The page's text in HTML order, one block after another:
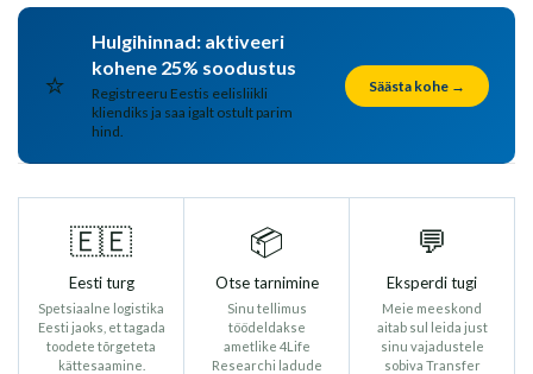
⭐
Hulgihinnad: aktiveeri
kohene 25% soodustus
Registreeru Eestis eelisliikli
kliendiks ja saa igalt ostult parim
hind.
Säästa kohe →
🇪🇪
Eesti turg
Spetsiaalne logistika
Eesti jaoks, et tagada
toodete tõrgeteta
kättesaamine.
📦
Otse tarnimine
Sinu tellimus
töödeldakse
ametlike 4Life
Researchi ladude
💬
Eksperdi tugi
Meie meeskond
aitab sul leida just
sinu vajadustele
sobiva Transfer